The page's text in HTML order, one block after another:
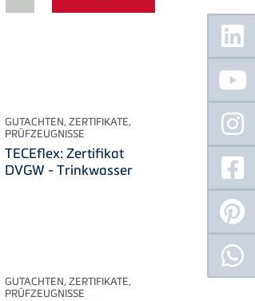
GUTACHTEN, ZERTIFIKATE,
PRÜFZEUGNISSE
TECEflex: Zertifikat
DVGW - Trinkwasser
GUTACHTEN, ZERTIFIKATE,
PRÜFZEUGNISSE
Floating